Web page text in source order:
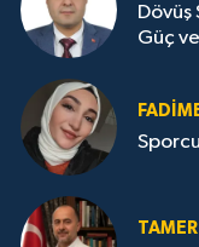
Dövüş
Güç